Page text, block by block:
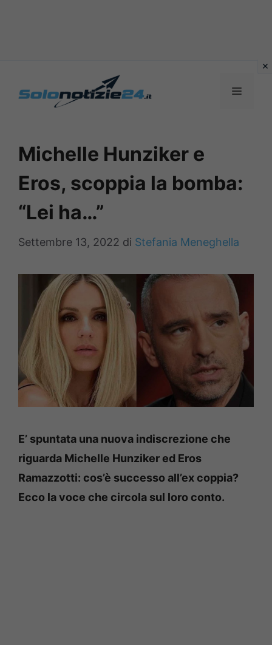
MENU
Michelle Hunziker e
Eros, scoppia la bomba:
“Lei ha…”
Settembre 13, 2022 di Stefania Meneghella
E’ spuntata una nuova indiscrezione che
riguarda Michelle Hunziker ed Eros
Ramazzotti: cos’è successo all’ex coppia?
Ecco la voce che circola sul loro conto.